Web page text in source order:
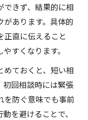
できず、結果的に相
があります。具体的
正直に伝えること
すくなります。
めておくと、短い相
初回相談時には緊張
を防ぐ意味でも事前
を避けることで、